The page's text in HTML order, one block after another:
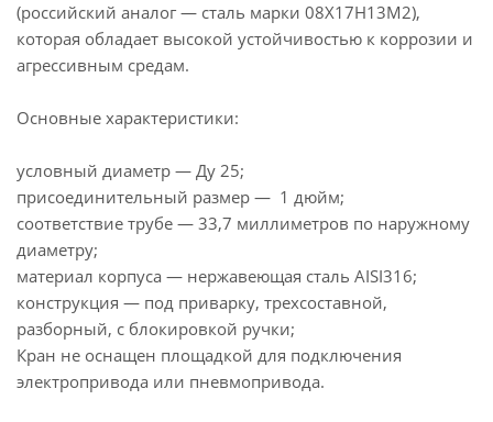
(российский аналог — сталь марки 08Х17Н13М2),
которая обладает высокой устойчивостью к коррозии и
агрессивным средам.
Основные характеристики:
условный диаметр — Ду 25;
присоединительный размер — 1 дюйм;
соответствие трубе — 33,7 миллиметров по наружному
диаметру;
материал корпуса — нержавеющая сталь AISI316;
конструкция — под приварку, трехсоставной,
разборный, с блокировкой ручки;
Кран не оснащен площадкой для подключения
электропривода или пневмопривода.